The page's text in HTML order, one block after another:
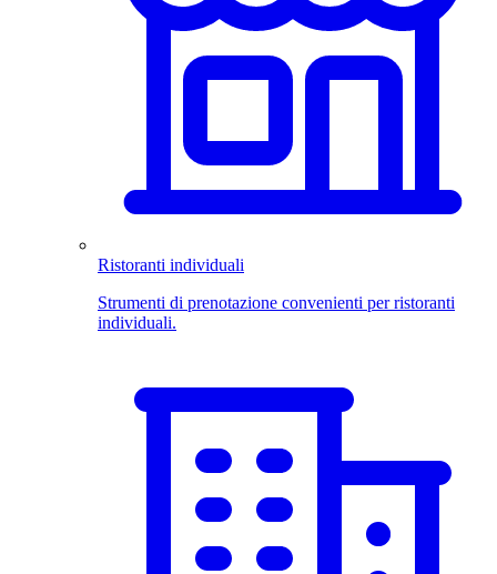
Ristoranti individuali
Strumenti di prenotazione convenienti per ristoranti
individuali.